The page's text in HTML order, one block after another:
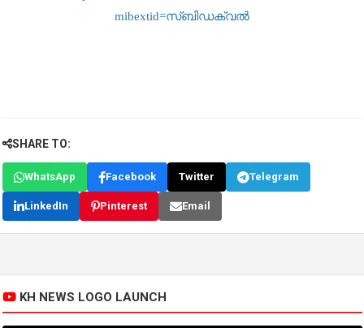
mibextid=സ്‌ബിഡക്വൽ
SHARE TO:
WhatsApp Facebook Twitter Telegram
LinkedIn Pinterest Email
KH NEWS LOGO LAUNCH